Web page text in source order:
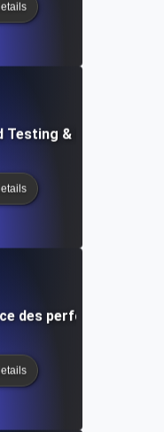
Testing &
des performances